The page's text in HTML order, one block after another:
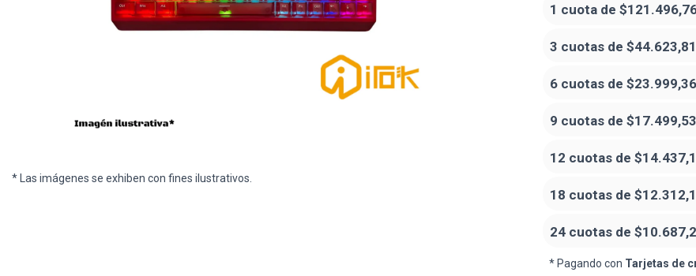
* Las imágenes se exhiben con fines ilustrativos.
1 cuota de
3 cuotas de $44.623,81
6 cuotas de $23.999,36
9 cuotas de $17.499,53
12 cuotas de
18 cuotas de
24 cuotas de
* Pagando con Tarjetas de